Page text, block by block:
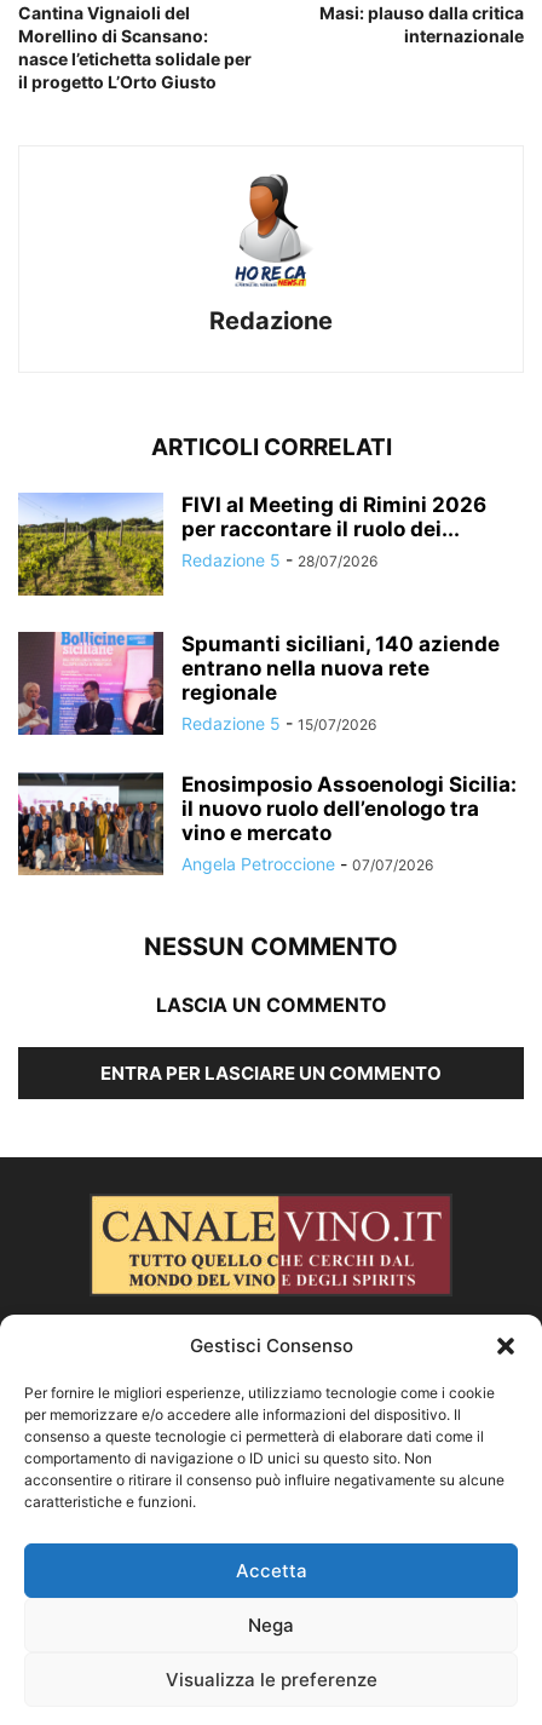
Cantina Vignaioli del
Morellino di Scansano:
nasce l’etichetta solidale per
il progetto L’Orto Giusto
Masi: plauso dalla critica
internazionale
Redazione
ARTICOLI CORRELATI
FIVI al Meeting di Rimini 2026
per raccontare il ruolo dei...
Redazione 5 - 28/07/2026
Spumanti siciliani, 140 aziende
entrano nella nuova rete
regionale
Redazione 5 - 15/07/2026
Enosimposio Assoenologi Sicilia:
il nuovo ruolo dell’enologo tra
vino e mercato
Angela Petroccione - 07/07/2026
NESSUN COMMENTO
LASCIA UN COMMENTO
ENTRA PER LASCIARE UN COMMENTO
CHI SIAMO
SEGUICI
Facebook
Vimeo
©
Gestisci Consenso
Per fornire le migliori esperienze, utilizziamo tecnologie come i cookie
per memorizzare e/o accedere alle informazioni del dispositivo. Il
consenso a queste tecnologie ci permetterà di elaborare dati come il
comportamento di navigazione o ID unici su questo sito. Non
acconsentire o ritirare il consenso può influire negativamente su alcune
caratteristiche e funzioni.
Accetta
Nega
Visualizza le preferenze